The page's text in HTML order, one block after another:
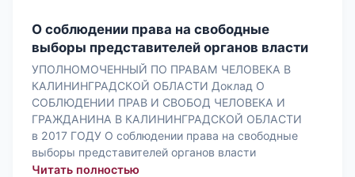
О соблюдении права на свободные
выборы представителей органов власти
УПОЛНОМОЧЕННЫЙ ПО ПРАВАМ ЧЕЛОВЕКА В
КАЛИНИНГРАДСКОЙ ОБЛАСТИ Доклад О
СОБЛЮДЕНИИ ПРАВ И СВОБОД ЧЕЛОВЕКА И
ГРАЖДАНИНА В КАЛИНИНГРАДСКОЙ ОБЛАСТИ
в 2017 ГОДУ О соблюдении права на свободные
выборы представителей органов власти
Читать полностью: О соблюдении права на свободные